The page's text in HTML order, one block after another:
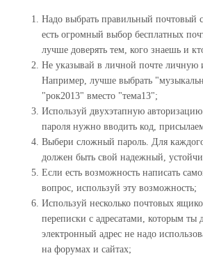
Надо выбрать правильный почтовый
есть огромный выбор бесплатных
лучше доверять тем, кого знаешь и
Не указывай в личной почте
Например, лучше выбрать
"рок2013" вместо "тема13";
Используй двухэтапную
пароля нужно вводить код,
Выбери сложный пароль. Для
должен быть свой надежный,
Если есть возможность написать
вопрос, используй эту возможность;
Используй несколько почтовых
переписки с адресатами, которым ты
электронный адрес не надо
на форумах и сайтах;